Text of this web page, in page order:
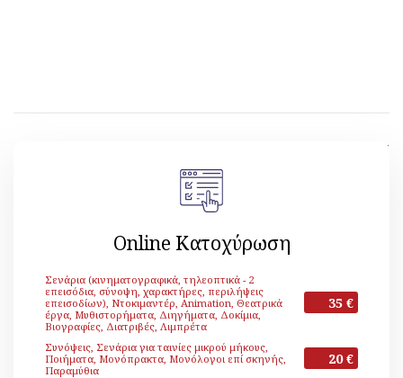
[ Αρχείο Editorial ]
Online Κατοχύρωση
Σενάρια (κινηματογραφικά, τηλεοπτικά - 2
επεισόδια, σύνοψη, χαρακτήρες, περιλήψεις
επεισοδίων), Ντοκιμαντέρ, Animation, Θεατρικά
έργα, Μυθιστορήματα, Διηγήματα, Δοκίμια,
Βιογραφίες, Διατριβές, Λιμπρέτα
35 €
Συνόψεις, Σενάρια για ταινίες μικρού μήκους,
Ποιήματα, Μονόπρακτα, Μονόλογοι επί σκηνής,
Παραμύθια
20 €